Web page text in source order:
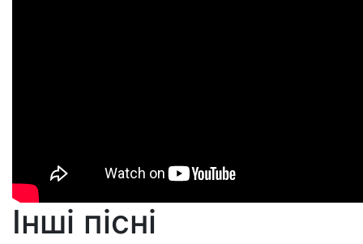
Інші пісні